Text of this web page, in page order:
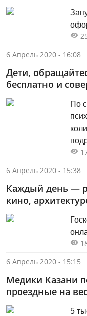
6 Апрель 2020 - 16:08
Дети,
бесплатно и
По
20
6 Апрель 2020 - 15:38
Каждый день —
кино,
6 Апрель 2020 - 15:15
Медики Казани
проездные на
​​​​​​​5